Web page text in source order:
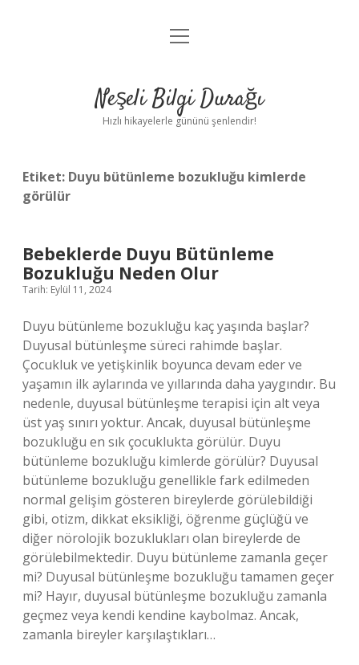
Anasayfa
Yasal Uyarı
menüyü
Neşeli Bilgi Durağı
Hızlı hikayelerle gününü şenlendir!
Etiket: Duyu bütünleme bozukluğu kimlerde
görülür
Bebeklerde Duyu Bütünleme
Bozukluğu Neden Olur
Tarih: Eylül 11, 2024
Duyu bütünleme bozukluğu kaç yaşında başlar?
Duyusal bütünleşme süreci rahimde başlar.
Çocukluk ve yetişkinlik boyunca devam eder ve
yaşamın ilk aylarında ve yıllarında daha yaygındır. Bu
nedenle, duyusal bütünleşme terapisi için alt veya
üst yaş sınırı yoktur. Ancak, duyusal bütünleşme
bozukluğu en sık çocuklukta görülür. Duyu
bütünleme bozukluğu kimlerde görülür? Duyusal
bütünleme bozukluğu genellikle fark edilmeden
normal gelişim gösteren bireylerde görülebildiği
gibi, otizm, dikkat eksikliği, öğrenme güçlüğü ve
diğer nörolojik bozuklukları olan bireylerde de
görülebilmektedir. Duyu bütünleme zamanla geçer
mi? Duyusal bütünleşme bozukluğu tamamen geçer
mi? Hayır, duyusal bütünleşme bozukluğu zamanla
geçmez veya kendi kendine kaybolmaz. Ancak,
zamanla bireyler karşılaştıkları…